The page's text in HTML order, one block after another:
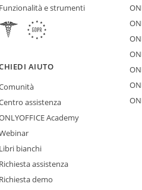
Funzionalità e strumenti
AIUTO
assistenza
Academy
Libri bianchi
Richiesta assistenza
Richiesta demo